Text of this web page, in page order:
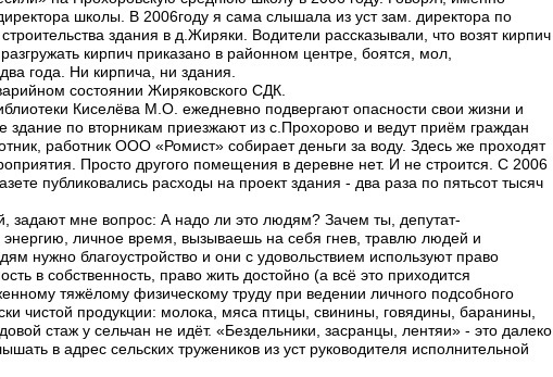
школы. В 2006году я сама слышала из уст зам. директора по
здания в д.Жиряки. Водители рассказывали, что возят кирпич
кирпич приказано в районном центре, боятся, мол,
года. Ни кирпича, ни здания.
состоянии Жиряковского СДК.
Киселёва М.О. ежедневно подвергают опасности свои жизни и
здание по вторникам приезжают из с.Прохорово и ведут приём граждан
работник ООО «Ромист» собирает деньги за воду. Здесь же проходят
Просто другого помещения в деревне нет. И не строится. С 2006
публиковались расходы на проект здания - два раза по пятьсот тысяч
задают мне вопрос: А надо ли это людям? Зачем ты, депутат-
личное время, вызываешь на себя гнев, травлю людей и
нужно благоустройство и они с удовольствием используют право
в собственность, право жить достойно (а всё это приходится
тяжёлому физическому труду при ведении личного подсобного
чистой продукции: молока, мяса птицы, свинины, говядины, баранины,
стаж у сельчан не идёт. «Бездельники, засранцы, лентяи» - это далеко
в адрес сельских тружеников из уст руководителя исполнительной